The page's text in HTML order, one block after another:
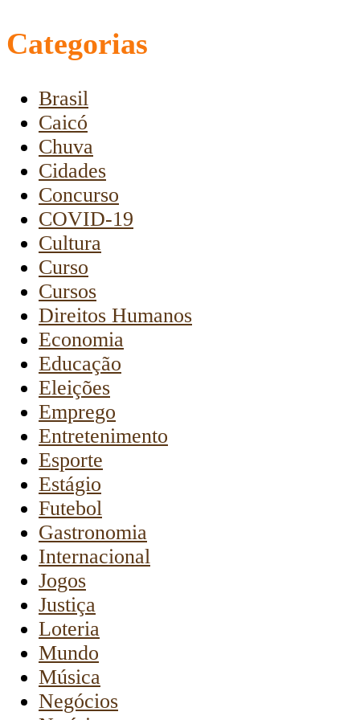
Categorias
Brasil
Caicó
Chuva
Cidades
Concurso
COVID-19
Cultura
Curso
Cursos
Direitos Humanos
Economia
Educação
Eleições
Emprego
Entretenimento
Esporte
Estágio
Futebol
Gastronomia
Internacional
Jogos
Justiça
Loteria
Mundo
Música
Negócios